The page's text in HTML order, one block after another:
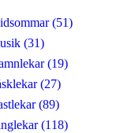
(51)
(31)
(19)
(27)
(89)
(118)